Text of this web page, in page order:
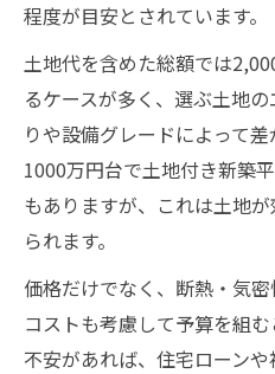
程度が目安とされています。
土地代を含めた総額では
るケースが多く、選ぶ土地
りや設備グレードによって
1000万円台で土地付き新築
もありますが、これは土地
られます。
価格だけでなく、断熱・気
コストも考慮して予算を組
不安があれば、住宅ローン